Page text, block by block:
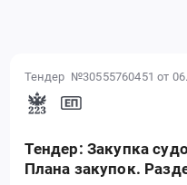
Тендер №30555760451 от
Тендер: Закупка
Плана закупок.